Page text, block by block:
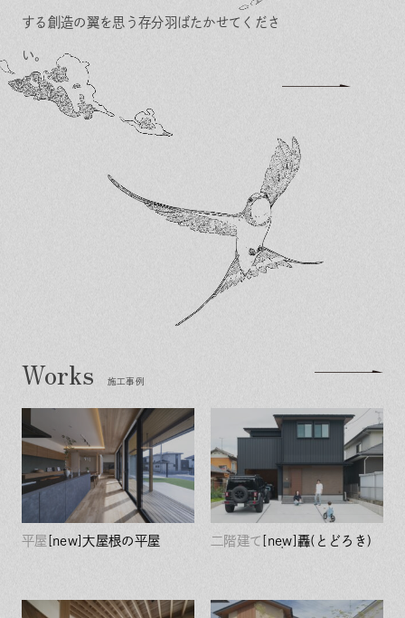
する創造の翼を思う存分羽ばたかせてくださ
い。
施工事例
平屋 [new]大屋根の平屋 二階建て [new]轟(とどろき)